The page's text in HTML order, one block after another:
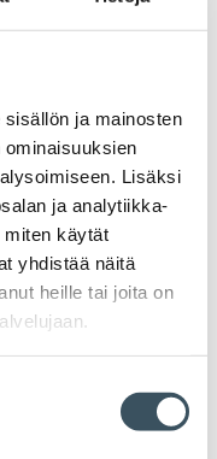
ja mainosten
Lisäksi
ja analytiikka-
miten käytät
yhdistää näitä
heille tai joita on
ohje
tukee mm.
elementtien oikeassa